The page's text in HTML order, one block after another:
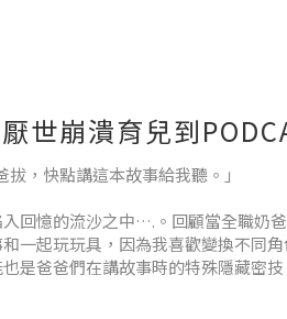
世崩潰育兒到
，快點講這本故事給我聽。」
回憶的流沙之中….。回顧當全職奶
一起玩玩具，因為我喜歡變換不同
是爸爸們在講故事時的特殊隱藏密